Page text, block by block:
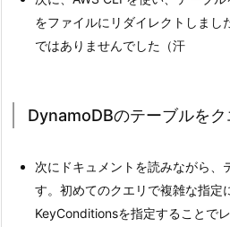
をファイルにリダイレクトしま
ではありませんでした（汗
DynamoDBのテーブルをク
次にドキュメントを読みながら、
す。初めてのクエリで複雑な指定
KeyConditionsを指定することで